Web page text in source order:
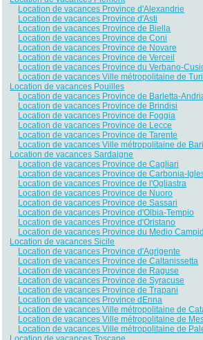
Location de vacances Province d'Alexandrie
Location de vacances Province d'Asti
Location de vacances Province de Biella
Location de vacances Province de Coni
Location de vacances Province de Novare
Location de vacances Province de Verceil
Location de vacances Province du Verbano-
Location de vacances Ville métropolitaine de
Location de vacances Pouilles
Location de vacances Province de Barletta-
Location de vacances Province de Brindisi
Location de vacances Province de Foggia
Location de vacances Province de Lecce
Location de vacances Province de Tarente
Location de vacances Ville métropolitaine de Bari
Location de vacances Sardaigne
Location de vacances Province de Cagliari
Location de vacances Province de Carbonia-
Location de vacances Province de l'Ogliastra
Location de vacances Province de Nuoro
Location de vacances Province de Sassari
Location de vacances Province d'Olbia-Tempio
Location de vacances Province d'Oristano
Location de vacances Province du Medio
Location de vacances Sicile
Location de vacances Province d'Agrigente
Location de vacances Province de Caltanissetta
Location de vacances Province de Raguse
Location de vacances Province de Syracuse
Location de vacances Province de Trapani
Location de vacances Province dEnna
Location de vacances Ville métropolitaine de
Location de vacances Ville métropolitaine de
Location de vacances Ville métropolitaine de